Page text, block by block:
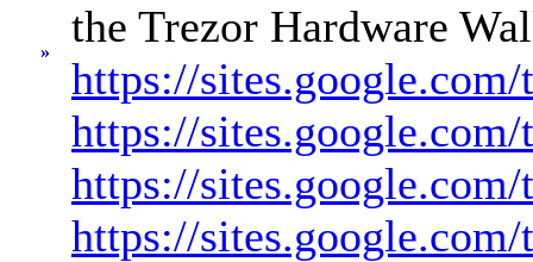
»
the Trezor Hardware
https://
https://
https://
https://